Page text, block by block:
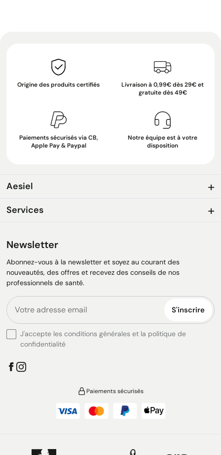
Origine des produits certifiés
Livraison à 0,99€ dès 29€ et
gratuite dès 49€
Paiements sécurisés via CB,
Apple Pay & Paypal
Notre équipe est à votre
disposition
Aesiel
Services
Newsletter
Abonnez-vous à la newsletter et soyez au courant des
nouveautés, des offres et recevez des conseils de nos
professionnels de santé.
S'inscrire
J'accepte les conditions générales et la politique de
confidentialité
Paiements sécurisés